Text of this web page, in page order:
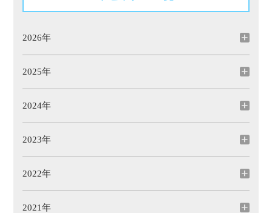
2026年
2025年
2024年
2023年
2022年
2021年